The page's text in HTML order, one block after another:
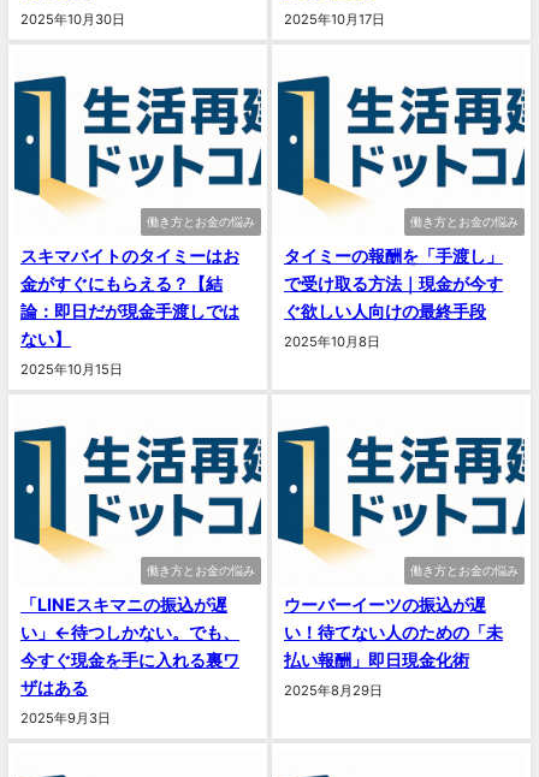
2025年10月30日 2025年10月17日
働き方とお金の悩み
スキマバイトのタイミーはお
金がすぐにもらえる？【結
論：即日だが現金手渡しでは
ない】
2025年10月15日
働き方とお金の悩み
タイミーの報酬を「手渡し」
で受け取る方法｜現金が今す
ぐ欲しい人向けの最終手段
2025年10月8日
働き方とお金の悩み
「LINEスキマニの振込が遅
い」←待つしかない。でも、
今すぐ現金を手に入れる裏ワ
ザはある
2025年9月3日
働き方とお金の悩み
ウーバーイーツの振込が遅
い！待てない人のための「未
払い報酬」即日現金化術
2025年8月29日